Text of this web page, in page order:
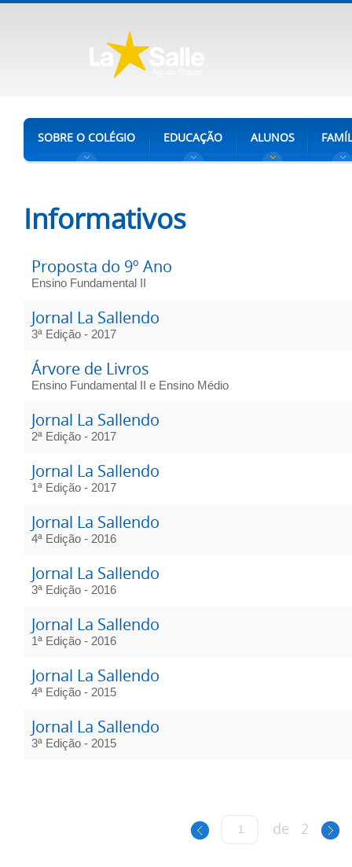
SOBRE O COLÉGIO EDUCAÇÃO ALUNOS
Informativos
Proposta do 9º Ano
Ensino Fundamental II
Jornal La Sallendo
3ª Edição - 2017
Árvore de Livros
Ensino Fundamental II e Ensino Médio
Jornal La Sallendo
2ª Edição - 2017
Jornal La Sallendo
1ª Edição - 2017
Jornal La Sallendo
4ª Edição - 2016
Jornal La Sallendo
3ª Edição - 2016
Jornal La Sallendo
1ª Edição - 2016
Jornal La Sallendo
4ª Edição - 2015
Jornal La Sallendo
3ª Edição - 2015
de 2